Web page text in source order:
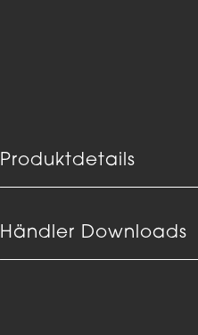
Produktdetails
Händler Downloads